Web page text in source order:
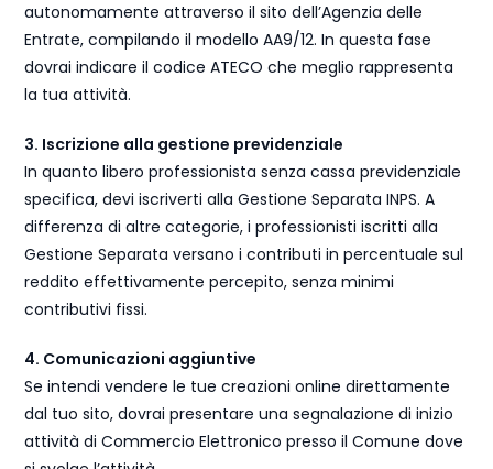
autonomamente attraverso il sito dell’Agenzia delle
Entrate, compilando il modello AA9/12. In questa fase
dovrai indicare il codice ATECO che meglio rappresenta
la tua attività.
3. Iscrizione alla gestione previdenziale
In quanto libero professionista senza cassa previdenziale
specifica, devi iscriverti alla Gestione Separata INPS. A
differenza di altre categorie, i professionisti iscritti alla
Gestione Separata versano i contributi in percentuale sul
reddito effettivamente percepito, senza minimi
contributivi fissi.
4. Comunicazioni aggiuntive
Se intendi vendere le tue creazioni online direttamente
dal tuo sito, dovrai presentare una segnalazione di inizio
attività di Commercio Elettronico presso il Comune dove